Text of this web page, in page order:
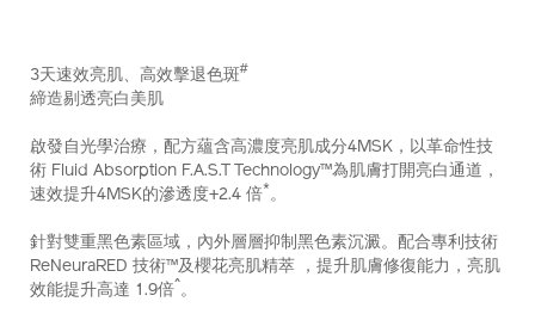
10122257101_hk.html
編
號：
3天速效亮肌、高效擊退色斑#
締造剔透亮白美肌
啟發自光學治療，配方蘊含高濃度亮肌成分4MSK，以革命性技
術 Fluid Absorption F.A.S.T Technology™為肌膚打開亮白通道，
速效提升4MSK的滲透度+2.4 倍*。
針對雙重黑色素區域，內外層層抑制黑色素沉澱。配合專利技術
ReNeuraRED 技術™及櫻花亮肌精萃 ，提升肌膚修復能力，亮肌
效能提升高達 1.9倍^。